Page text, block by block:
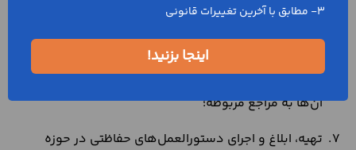
پیش بینی و جلوگیری از تعرضات، اغتشاشات، تظاهرات و
غیره در محل کارخانه؛
شناسایی و بررسی عوامل ناراحتی و نارضایتی و گزارش
آن‌ها به مراجع مربوطه؛
تهیه، ابلاغ و اجرای دستورالعمل‌‌های حفاظتی در حوزه
3- مطابق با آخرین تغییرات قانونی
اینجا بزنید!